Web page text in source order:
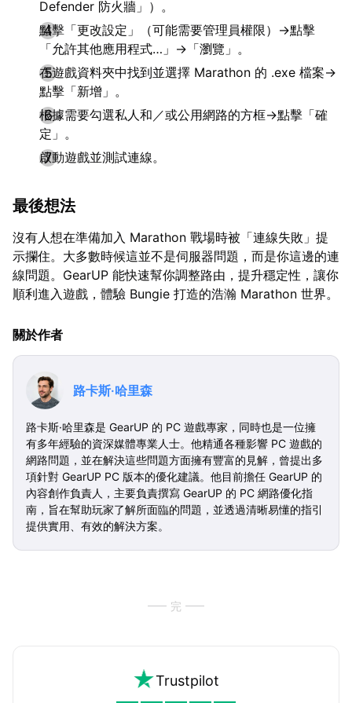
Defender 防火牆」）。
點擊「更改設定」（可能需要管理員權限）→點擊
「允許其他應用程式…」→「瀏覽」。
在遊戲資料夾中找到並選擇 Marathon 的 .exe 檔案→
點擊「新增」。
根據需要勾選私人和／或公用網路的方框→點擊「確
定」。
啟動遊戲並測試連線。
最後想法
沒有人想在準備加入 Marathon 戰場時被「連線失敗」提
示攔住。大多數時候這並不是伺服器問題，而是你這邊的連
線問題。GearUP 能快速幫你調整路由，提升穩定性，讓你
順利進入遊戲，體驗 Bungie 打造的浩瀚 Marathon 世界。
關於作者
路卡斯·哈里森
路卡斯·哈里森是 GearUP 的 PC 遊戲專家，同時也是一位擁
有多年經驗的資深媒體專業人士。他精通各種影響 PC 遊戲的
網路問題，並在解決這些問題方面擁有豐富的見解，曾提出多
項針對 GearUP PC 版本的優化建議。他目前擔任 GearUP 的
內容創作負責人，主要負責撰寫 GearUP 的 PC 網路優化指
南，旨在幫助玩家了解所面臨的問題，並透過清晰易懂的指引
提供實用、有效的解決方案。
完
Trustpilot